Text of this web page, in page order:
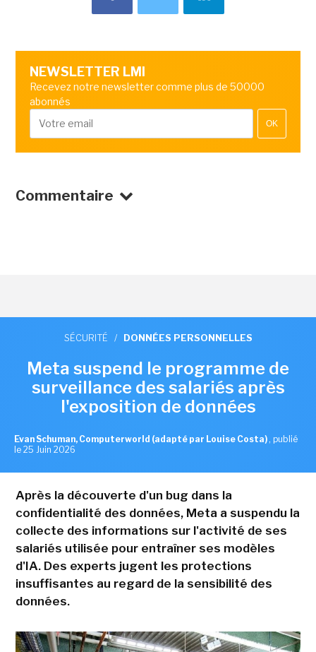
NEWSLETTER LMI
Recevez notre newsletter comme plus de 50000
abonnés
OK
Commentaire
SÉCURITÉ / DONNÉES PERSONNELLES
Meta suspend le programme de
surveillance des salariés après
l'exposition de données
Evan Schuman, Computerworld (adapté par Louise Costa) , publié
le 25 Juin 2026
Après la découverte d'un bug dans la
confidentialité des données, Meta a suspendu la
collecte des informations sur l'activité de ses
salariés utilisée pour entraîner ses modèles
d'IA. Des experts jugent les protections
insuffisantes au regard de la sensibilité des
données.